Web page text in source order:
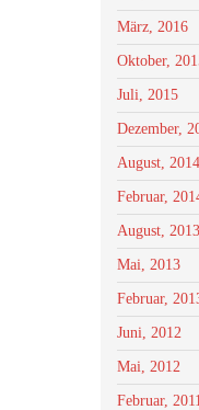
März, 2016
Oktober,
Juli, 2015
Dezember,
August, 2014
Februar,
August, 2013
Mai, 2013
Februar,
Juni, 2012
Mai, 2012
Februar,